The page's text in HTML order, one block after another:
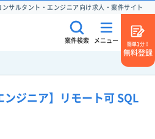
サルタント・エンジニア向け求人・案件サイト
案件検索 メニュー
簡単1分！
無料登録
ンジニア】リモート可 SQL